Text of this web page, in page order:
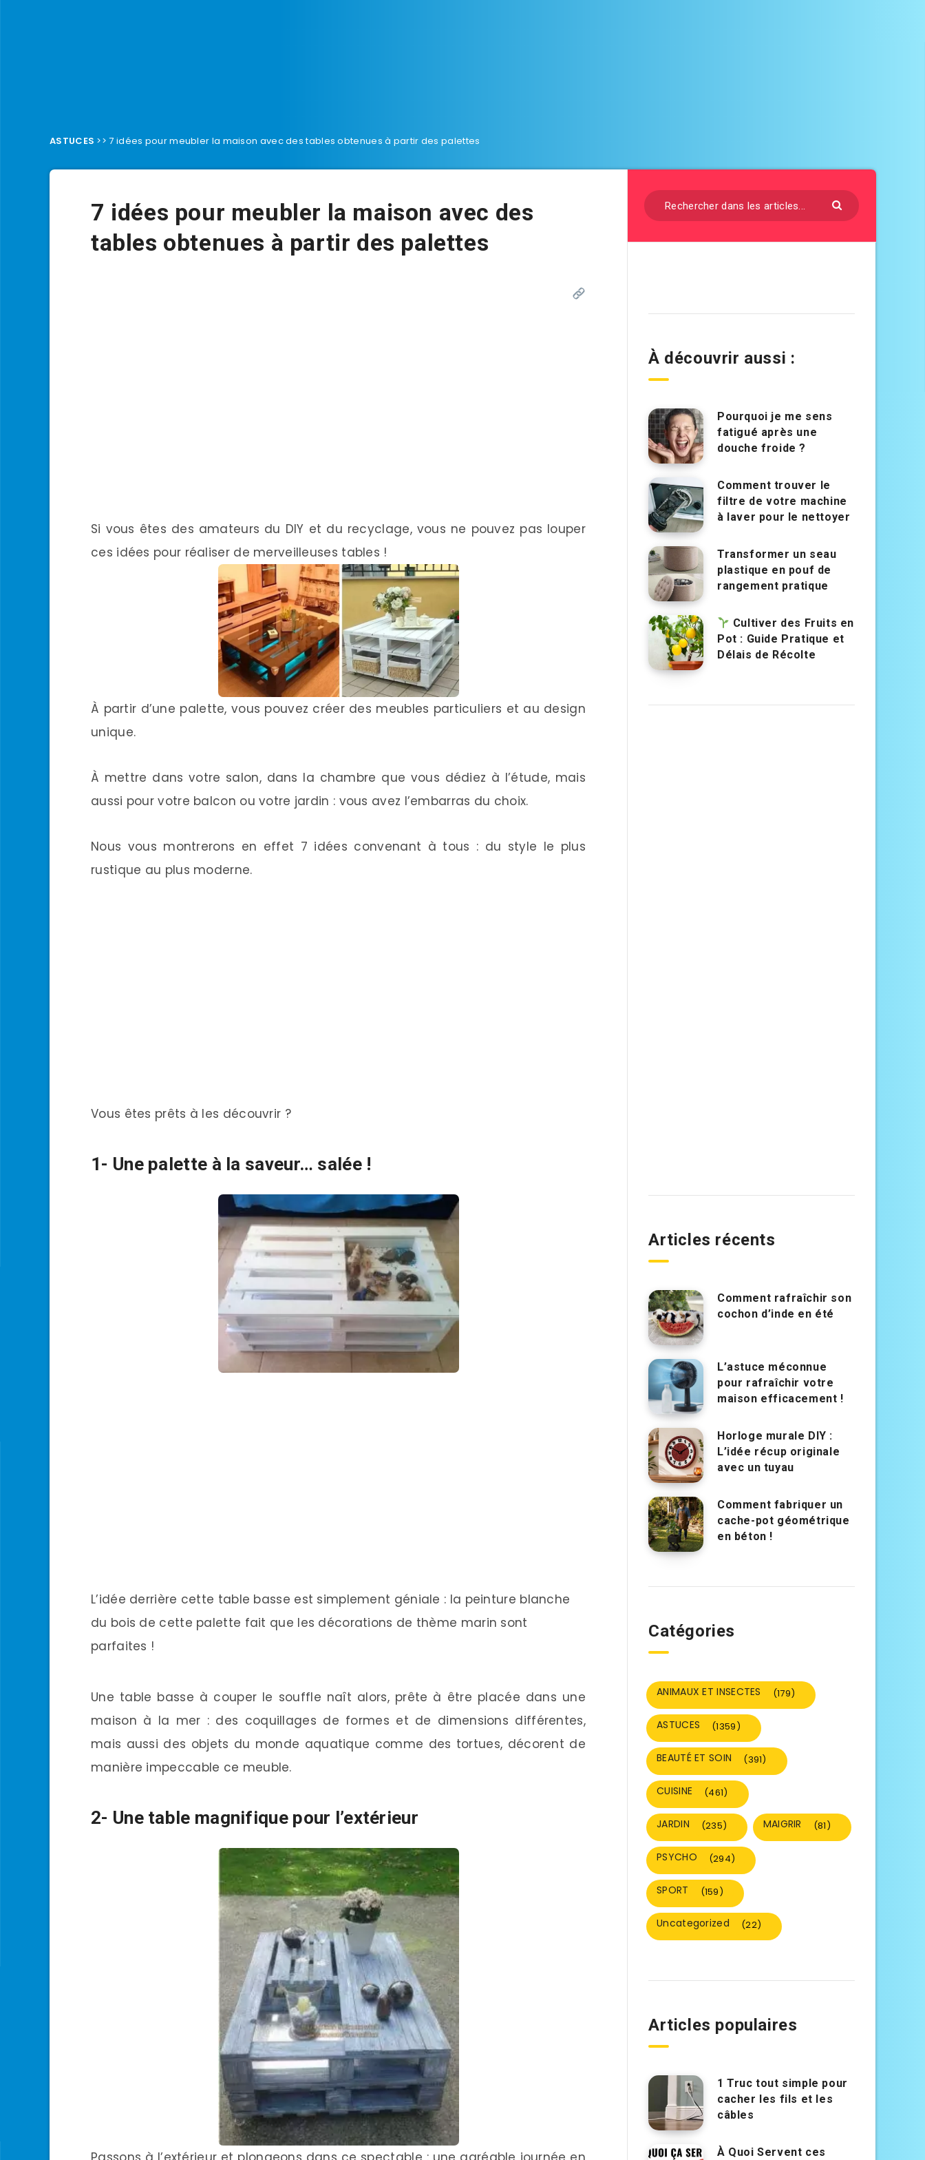
ASTUCES >>7 idées pour meubler la maison avec des tables obtenues à partir des palettes
7 idées pour meubler la maison avec des
tables obtenues à partir des palettes
Si vous êtes des amateurs du DIY et du recyclage, vous ne pouvez pas louper
ces idées pour réaliser de merveilleuses tables !
À partir d’une palette, vous pouvez créer des meubles particuliers et au design
unique.
À mettre dans votre salon, dans la chambre que vous dédiez à l’étude, mais
aussi pour votre balcon ou votre jardin : vous avez l’embarras du choix.
Nous vous montrerons en effet 7 idées convenant à tous : du style le plus
rustique au plus moderne.
Vous êtes prêts à les découvrir ?
1- Une palette à la saveur… salée !
L’idée derrière cette table basse est simplement géniale : la peinture blanche
du bois de cette palette fait que les décorations de thème marin sont
parfaites !
Une table basse à couper le souffle naît alors, prête à être placée dans une
maison à la mer : des coquillages de formes et de dimensions différentes,
mais aussi des objets du monde aquatique comme des tortues, décorent de
manière impeccable ce meuble.
2- Une table magnifique pour l’extérieur
À découvrir aussi :
Pourquoi je me sens
fatigué après une
douche froide ?
Comment trouver le
filtre de votre machine
à laver pour le nettoyer
Transformer un seau
plastique en pouf de
rangement pratique
Cultiver des Fruits en
Pot : Guide Pratique et
Délais de Récolte
Articles récents
Comment rafraîchir son
cochon d’inde en été
L’astuce méconnue
pour rafraîchir votre
maison efficacement !
Horloge murale DIY :
L’idée récup originale
avec un tuyau
Comment fabriquer un
cache-pot géométrique
en béton !
Catégories
ANIMAUX ET INSECTES (179)
ASTUCES (1359)
BEAUTÉ ET SOIN (391)
CUISINE (461)
JARDIN (235) MAIGRIR (81)
PSYCHO (294)
SPORT (159)
Uncategorized (22)
Articles populaires
1 Truc tout simple pour
cacher les fils et les
câbles
À Quoi Servent ces